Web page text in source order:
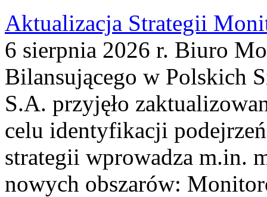
Aktualizacja Strategii
6 sierpnia 2026 r. Biuro
Bilansującego w Polskich
S.A. przyjęło
celu identyfikacji
strategii wprowadza m.in.
nowych obszarów: